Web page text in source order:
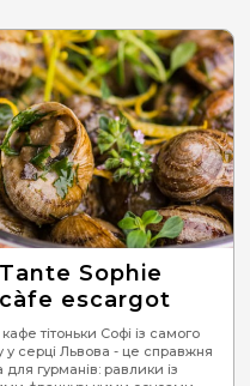
Tante Sophie
càfe escargot
тітоньки Софі із самого
у серці Львова - це справжня
гурманів: равлики із